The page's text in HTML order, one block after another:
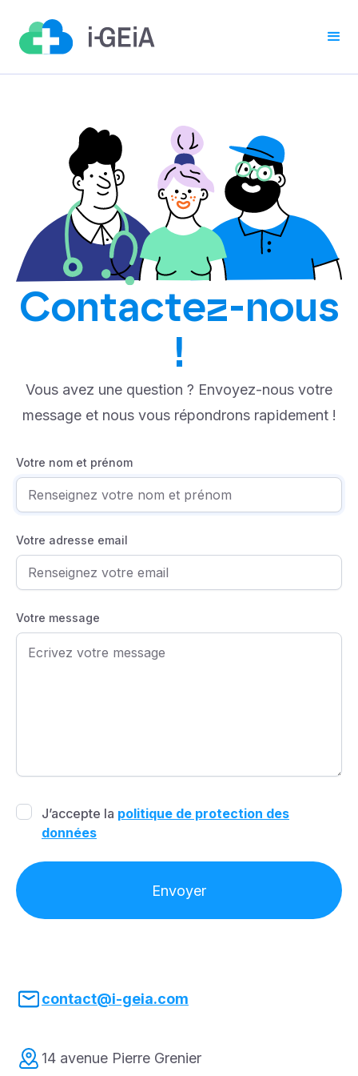
Contactez-nous
!
Vous avez une question ? Envoyez-nous votre
message et nous vous répondrons rapidement !
Votre nom et prénom
Votre adresse email
Votre message
J’accepte la politique de protection des
données
contact@i-geia.com
14 avenue Pierre Grenier